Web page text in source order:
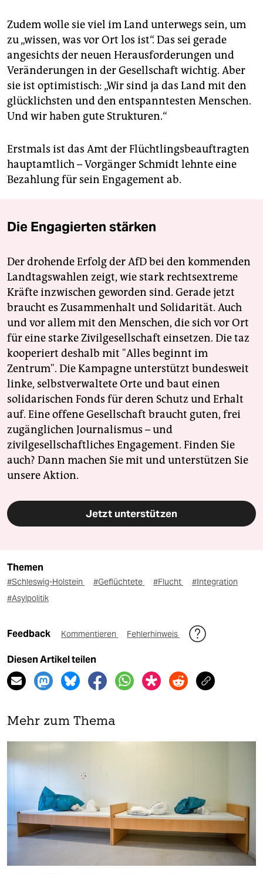
Zudem wolle sie viel im Land unterwegs sein, um
zu „wissen, was vor Ort los ist“. Das sei gerade
angesichts der neuen Herausforderungen und
Veränderungen in der Gesellschaft wichtig. Aber
sie ist optimistisch: „Wir sind ja das Land mit den
glücklichsten und den entspanntesten Menschen.
Und wir haben gute Strukturen.“
Erstmals ist das Amt der Flüchtlingsbeauftragten
hauptamtlich – Vorgänger Schmidt lehnte eine
Bezahlung für sein Engagement ab.
Die Engagierten stärken
Der drohende Erfolg der AfD bei den kommenden
Landtagswahlen zeigt, wie stark rechtsextreme
Kräfte inzwischen geworden sind. Gerade jetzt
braucht es Zusammenhalt und Solidarität. Auch
und vor allem mit den Menschen, die sich vor Ort
für eine starke Zivilgesellschaft einsetzen. Die taz
kooperiert deshalb mit "Alles beginnt im
Zentrum". Die Kampagne unterstützt bundesweit
linke, selbstverwaltete Orte und baut einen
solidarischen Fonds für deren Schutz und Erhalt
auf. Eine offene Gesellschaft braucht guten, frei
zugänglichen Journalismus – und
zivilgesellschaftliches Engagement. Finden Sie
auch? Dann machen Sie mit und unterstützen Sie
unsere Aktion.
Jetzt unterstützen
Themen
#Schleswig-Holstein #Geflüchtete #Flucht
#Integration
#Asylpolitik
Feedback Kommentieren Fehlerhinweis
Diesen Artikel teilen
Mehr zum Thema